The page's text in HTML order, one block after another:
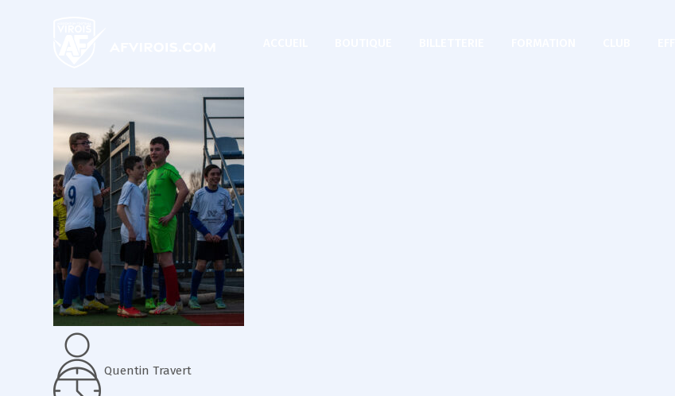
Quentin Travert